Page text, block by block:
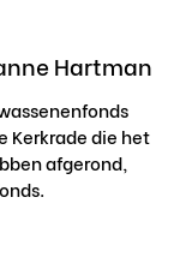
Hartman
Kerkrade die het
afgerond,